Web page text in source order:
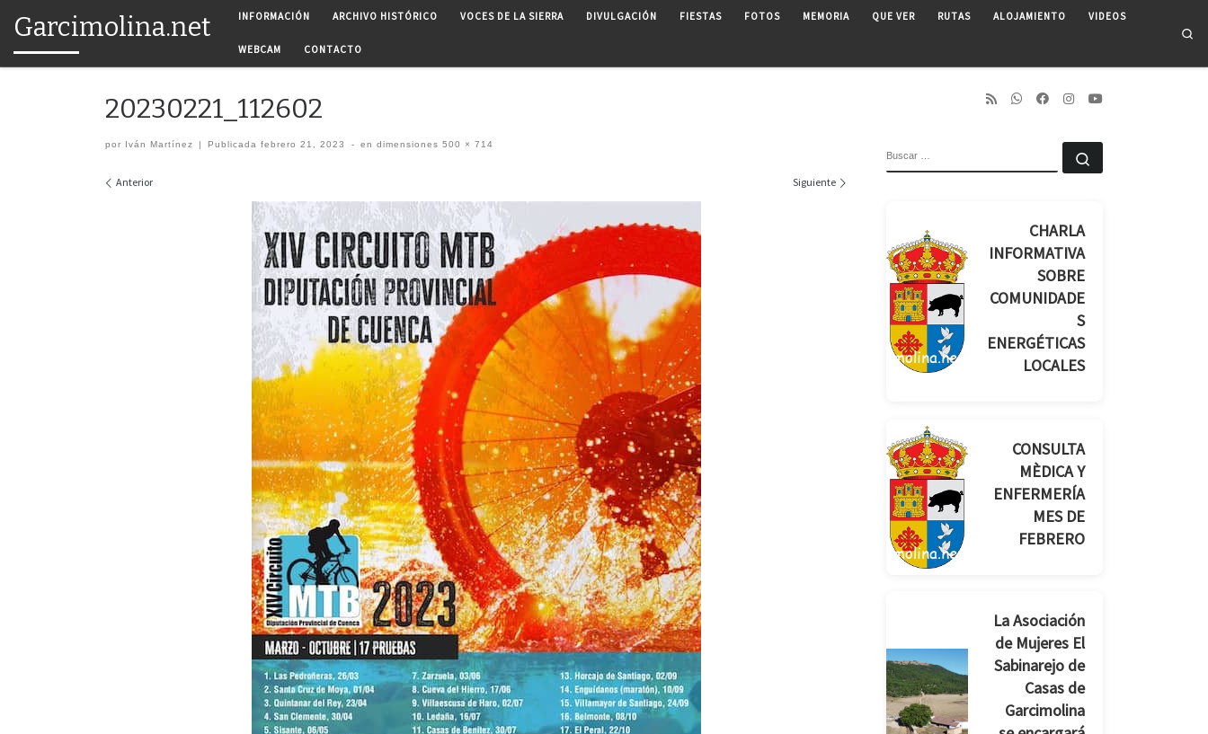
Saltar al contenido
Garcimolina.net INFORMACIÓN ARCHIVO HISTÓRICO VOCES DE LA SIERRA DIVULGACIÓN FIESTAS FOTOS MEMORIA QUE VER RUTAS ALOJAMIENTO VIDEOS
WEBCAM CONTACTO
20230221_112602
por Iván Martínez | Publicadafebrero 21, 2023 - en dimensiones 500 × 714
Navegación de imágenes
Anterior Siguiente
CHARLA
INFORMATIVA
SOBRE
COMUNIDADE
S
ENERGÉTICAS
LOCALES
CONSULTA
MÈDICA Y
ENFERMERÍA
MES DE
FEBRERO
La Asociación
de Mujeres El
Sabinarejo de
Casas de
Garcimolina